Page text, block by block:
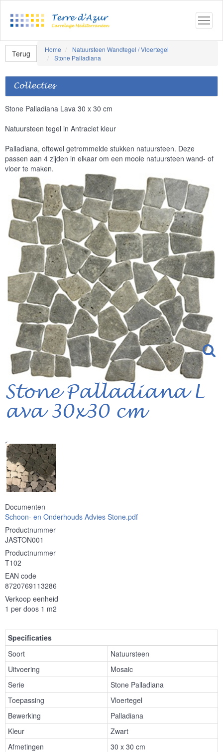
Terug Home
Natuursteen Wandtegel / Vloertegel
Stone Palladiana
Collecties
Stone Palladiana Lava 30 x 30 cm
Natuursteen tegel in Antraciet kleur
Palladiana, oftewel getrommelde stukken natuursteen. Deze
passen aan 4 zijden in elkaar om een mooie natuursteen wand- of
vloer te maken.
Stone Palladiana L
ava 30x30 cm
Serie
Documenten
Schoon- en Onderhouds Advies Stone.pdf
Productnummer
JASTON001
Productnummer
T102
EAN code
8720769113286
Verkoop eenheid
1 per doos 1 m2
Specificaties
Soort
Natuursteen
Uitvoering
Mosaic
Serie
Stone Palladiana
Toepassing
Vloertegel
Bewerking
Palladiana
Kleur
Zwart
Afmetingen
30 x 30 cm